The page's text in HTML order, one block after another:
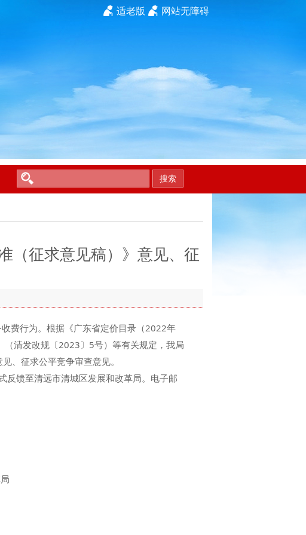
网站无障碍
适老版
搜索
（征求意见稿）》意见、征
费行为。根据《广东省定价目录（2022年
清发改规〔2023〕5号）等有关规定，我局
、征求公平竞争审查意见。
馈至清远市清城区发展和改革局。电子邮